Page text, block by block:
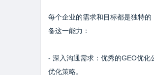
每个企业的需求和目标都是独特
备这一能力：
- 深入沟通需求：优秀的GEO优
优化策略。